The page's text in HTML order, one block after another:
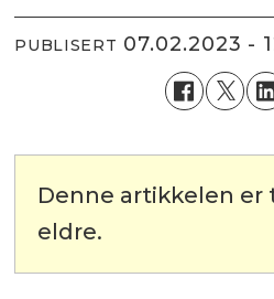
PUBLISERT 07.02.2023 -
Denne artikkelen er
eldre.